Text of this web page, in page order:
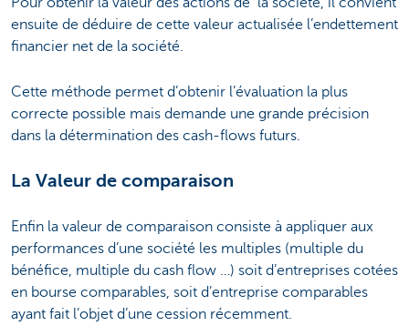
ensuite de déduire de cette valeur actualisée l’endettement
financier net de la société.
Cette méthode permet d’obtenir l’évaluation la plus
correcte possible mais demande une grande précision
dans la détermination des cash-flows futurs.
La Valeur de comparaison
Enfin la valeur de comparaison consiste à appliquer aux
performances d’une société les multiples (multiple du
bénéfice, multiple du cash flow …) soit d’entreprises cotées
en bourse comparables, soit d’entreprise comparables
ayant fait l’objet d’une cession récemment.